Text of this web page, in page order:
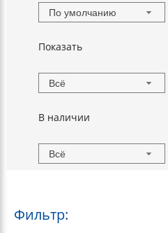
По умолчанию
Показать
Всё
В наличии
Всё
Фильтр: